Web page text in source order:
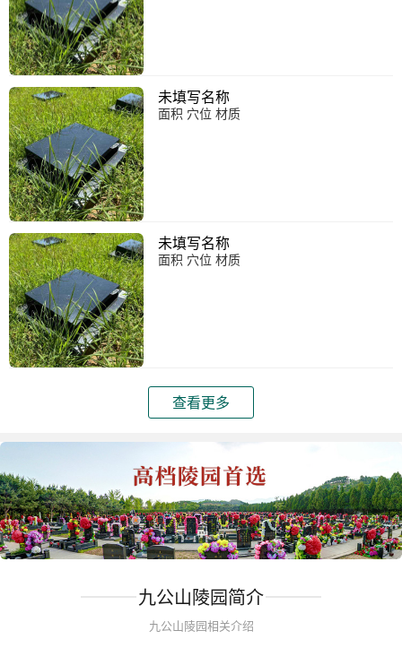
未填写名称
面积 穴位 材质
未填写名称
面积 穴位 材质
查看更多
九公山陵园简介
九公山陵园相关介绍